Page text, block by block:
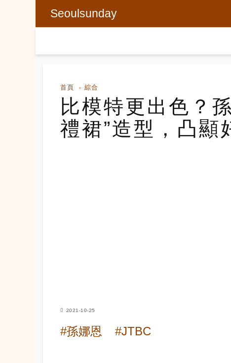
Seoulsunday
首頁 綜合
比模特更出色？
禮裙”造型，凸顯
2021-10-25
#孫娜恩 #JTBC